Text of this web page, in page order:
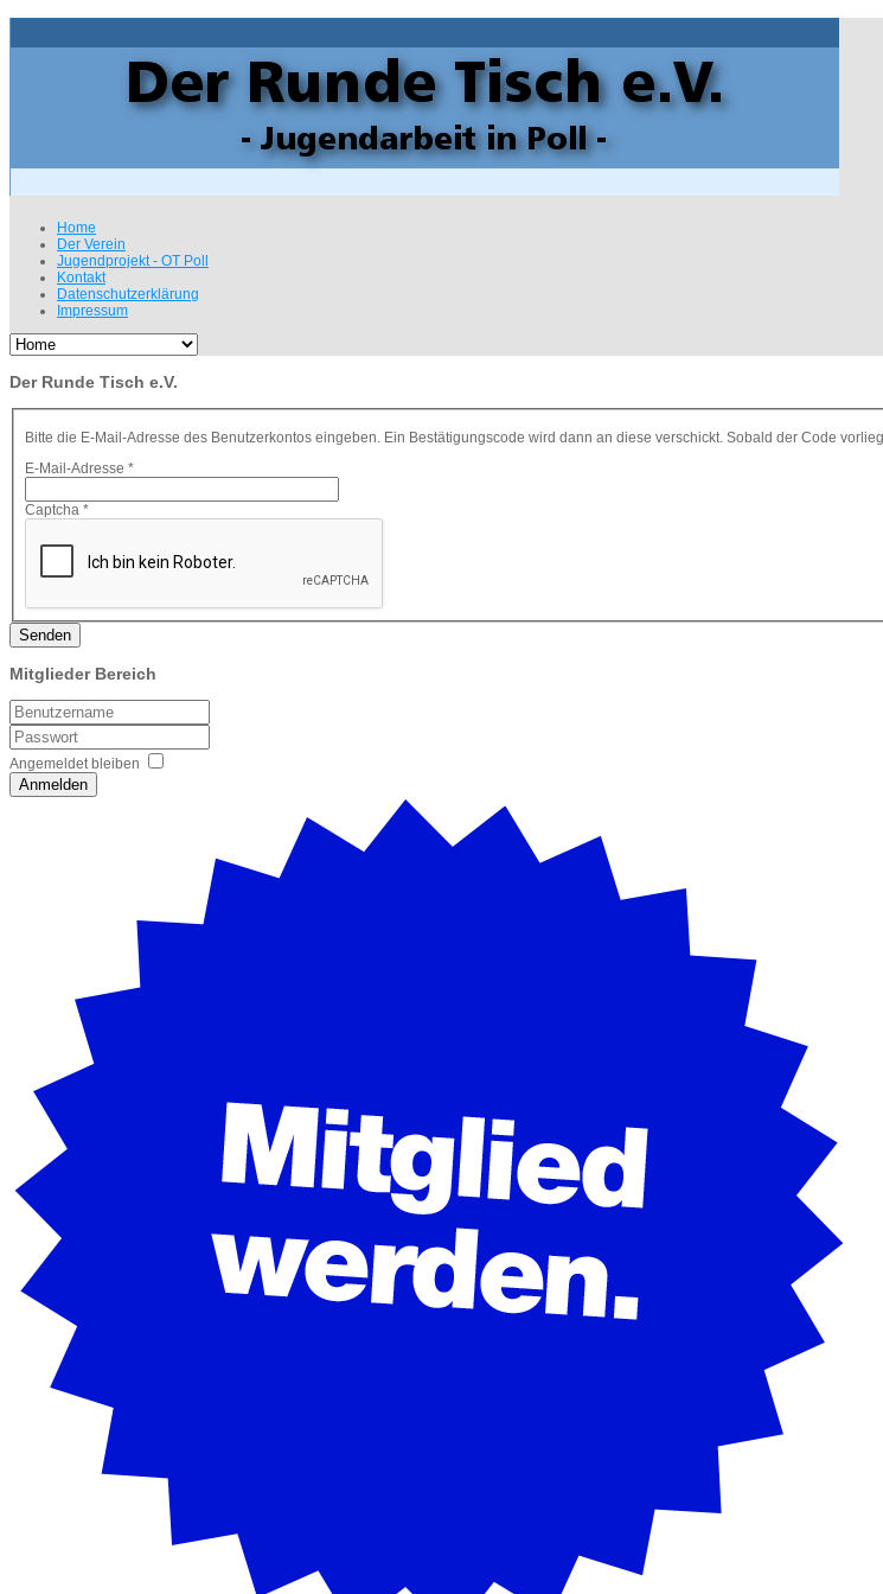
Home
Der Verein
Jugendprojekt - OT Poll
Kontakt
Datenschutzerklärung
Impressum
Der Runde Tisch e.V.
Bitte die E-Mail-Adresse des Benutzerkontos eingeben. Ein Bestätigungscode wird dann an diese verschickt. Sobald der Code
E-Mail-Adresse *
Captcha *
Senden
Mitglieder Bereich
Angemeldet bleiben
Anmelden